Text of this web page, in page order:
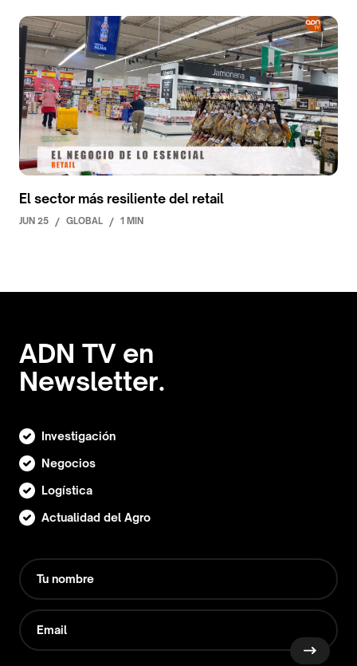
El sector más resiliente del retail
JUN 25 / GLOBAL / 1 MIN
ADN TV en
Newsletter.
Investigación
Negocios
Logística
Actualidad del Agro